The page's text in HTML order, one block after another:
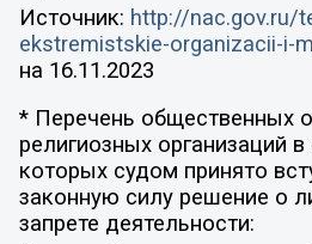
Источник: http://nac.gov.ru/
ekstremistskie-organizacii-i-
на 16.11.2023
* Перечень общественных
религиозных организаций
которых судом принято
законную силу решение о
запрете деятельности: